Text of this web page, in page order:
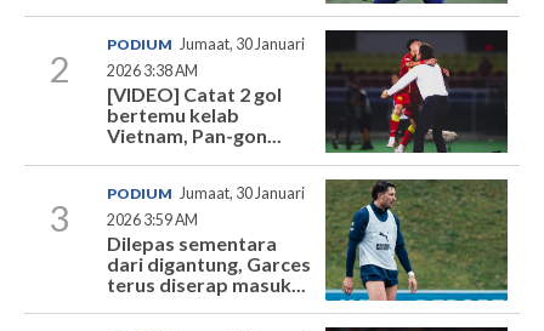
2
PODIUM Jumaat, 30 Januari
2026 3:38 AM
[VIDEO] Catat 2 gol
bertemu kelab
Vietnam, Pan-gon...
3
PODIUM Jumaat, 30 Januari
2026 3:59 AM
Dilepas sementara
dari digantung, Garces
terus diserap masuk...